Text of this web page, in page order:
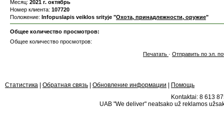
Месяц: 2021 г. октябрь
Номер клиента: 107720
Положение: Infopuslapis veiklos srityje "Охота, принадлежности, оружие"
Общее количество просмотров:
Общее количество просмотров:
Печатать · Отправить по эл.
Статистика Обратная связь Обновление информации
Помощь
Kontaktai: 8 613
UAB "We deliver" neatsako už reklamos